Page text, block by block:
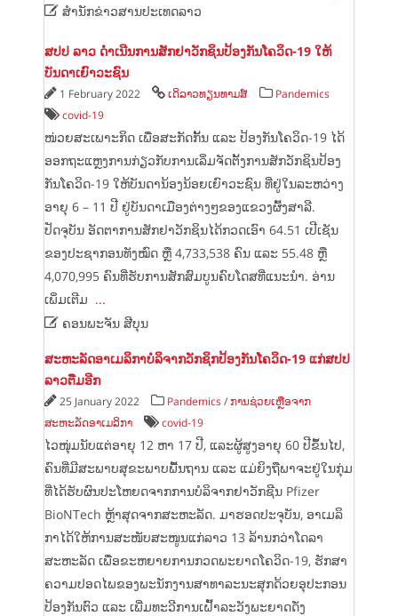
ສຳນັກຂ່່າວສານປະເທດລາວ
ສປປ ລາວ ດຳເນີນການສັກຢາວັກຊິນປ້ອງກັນໂຄວິດ-19 ໃຫ້
ບັນດາເຍົາວະຊົນ
1 February 2022 ເດິລາວທຽນທາມສ໌
Pandemics
covid-19
ໜ່ວຍສະເພາະກິດ ເພື່ອສະກັດກັ້ນ ແລະ ປ້ອງກັນໂຄວິດ-19 ໄດ້
ອອກຖະແຫຼງການກ່ຽວກັບການເລິ່ມຈັດຕັ້ງການສັກວັກຊິນປ້ອງ
ກັນໂຄວິດ-19 ໃຫ້ບັນດານ້ອງນ້ອຍເຍົາວະຊົນ ທີ່ຢູ່ໃນລະຫວ່າງ
ອາຍຸ 6 – 11 ປີ ຢູ່ບັນດາເມືອງຕ່າງໆຂອງແຂວງຜົ້ງສາລີ.
ປັດຈຸບັນ ອັດຕາການສັກຢາວັກຊິນໄດ້ກວດເອົາ 64.51 ເປີເຊັນ
ຂອງປະຊາກອນທັງໝົດ ຫຼື 4,733,538 ຄົນ ແລະ 55.48 ຫຼື
4,070,995 ຄົນທີ່ຮັບການສັກສົມບູນຄົບໂດສທີ່ແນະນຳ. ອ່ານ
ເພິ່ມເຕີມ ...
ຄອນພະຈັນ ສີບຸນ
ສະຫະລັດອາເມລິກາບໍລິຈາກວັກຊິກປ້ອງກັນໂຄວິດ-19 ແກ່ສປປ
ລາວຕື່ມອີກ
25 January 2022 Pandemics /ການຊ່ວຍເຫຼືອຈາກ
ສະຫະລັດອາເມລິກາ
covid-19
ໄວໜຸ່ມນັບແຕ່ອາຍຸ 12 ຫາ 17 ປີ, ແລະຜູ້ສູງອາຍຸ 60 ປີຂຶ້ນໄປ,
ຄົນທີ່ມີສະພາບສຸຂະພາບພື້ນຖານ ແລະ ແມ່ຍິງຖືພາຈະຢູ່ໃນກຸ່ມ
ທີ່ໄດ້ຮັບຜົນປະໂຫຍດຈາກການບໍລິຈາກຢາວັກຊີນ Pfizer
BioNTech ຫຼ້າສຸດຈາກສະຫະລັດ. ມາ​ຮອດ​ປະຈຸ​ບັນ, ອາ​ເມ​ລິ​
ກາ​ໄດ້​ໃຫ້ການ​ສະໜັບສະໜູນ​ແກ່​ລາວ 13 ລ້ານ​ກວ່າ​ໂດ​ລາ​
ສະຫະລັດ ​ເພື່ອ​ຂະຫຍາຍ​ການ​ກວດ​ພະຍາດ​ໂຄ​ວິດ-19, ຮັກສາ​
ຄວາມ​ປອດ​ໄພ​ຂອງ​ພະນັກງານ​ສາທາລະນະ​ສຸກ​ດ້ວຍ​ອຸປະກອນ​
ປ້ອງ​ກັນ​ຕົວ ແລະ ​ເພີ່ມ​ທະວີ​ການ​ເຝົ້າ​ລະວັງ​ພະຍາດດັ່ງ